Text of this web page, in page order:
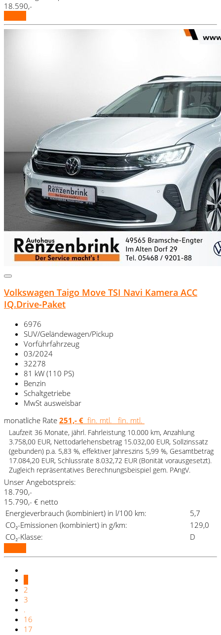
18.590,-
Volkswagen Taigo Move TSI Navi Kamera ACC
IQ.Drive-Paket
6976
SUV/Geländewagen/Pickup
Vorführfahrzeug
03/2024
32278
81 kW (110 PS)
Benzin
Schaltgetriebe
MwSt ausweisbar
monatliche Rate 251,- € fin. mtl. fin. mtl.
Laufzeit 36 Monate, jährl. Fahrleistung 10.000 km, Anzahlung
3.758,00 EUR, Nettodarlehensbetrag 15.032,00 EUR, Sollzinssatz
(gebunden) p.a. 5,83 %, effektiver Jahreszins 5,99 %, Gesamtbetrag
17.084,20 EUR, Schlussrate 8.032,72 EUR (Bonität vorausgesetzt).
Zugleich repräsentatives Berechnungsbeispiel gem. PAngV.
Unser Angebotspreis:
18.790,-
15.790,- € netto
Energieverbrauch (kombiniert) in l/100 km:
5,7
CO₂-Emissionen (kombiniert) in g/km:
129,0
CO₂-Klasse:
D
2
3
.
16
17